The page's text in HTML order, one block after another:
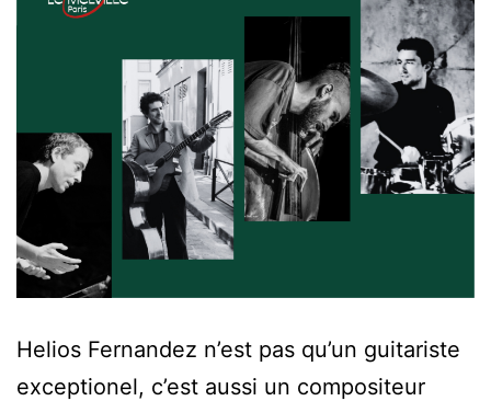
Helios Fernandez n’est pas qu’un guitariste
exceptionel, c’est aussi un compositeur